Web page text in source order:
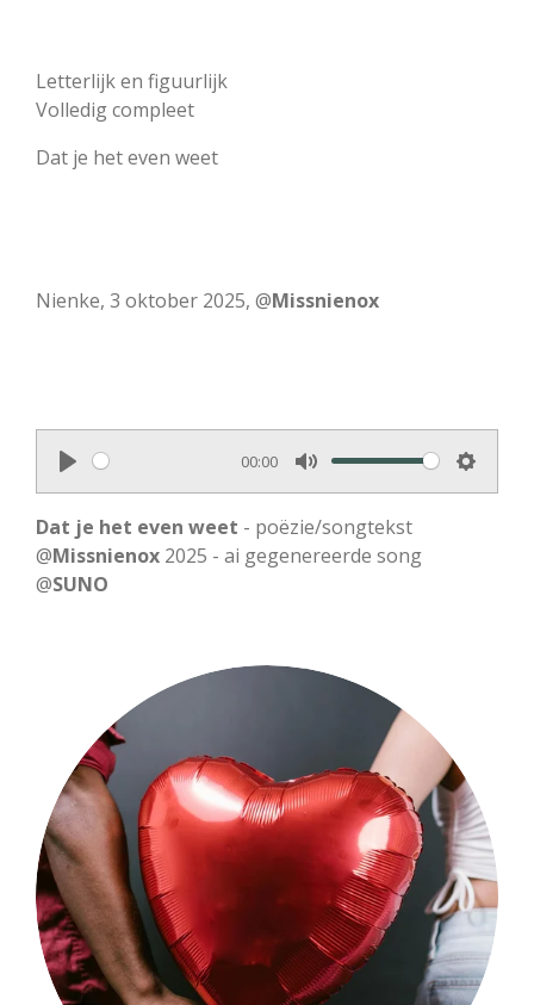
Letterlijk en figuurlijk
Volledig compleet
Dat je het even weet
Nienke, 3 oktober 2025, @Missnienox
P
l
a
y
00:00
M
u
t
S
Dat je het even weet - poëzie/songtekst
@Missnienox 2025 - ai gegenereerde song
@SUNO